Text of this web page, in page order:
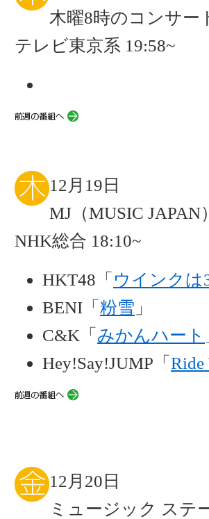
木曜8時のコンサー
テレビ東京系 19:58~
12月19日
MJ（MUSIC JAPAN）
NHK総合 18:10~
HKT48「 ウインクは
BENI「 粉雪 」
C&K「 みかんハート
Hey!Say!JUMP「 Ride
12月20日
ミュージック ステ